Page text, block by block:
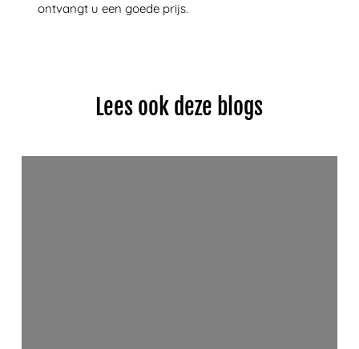
ontvangt u een goede prijs.
Lees ook deze blogs